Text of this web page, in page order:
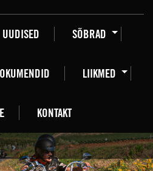
UUDISED SÕBRAD
LIIKMED
KONTAKT